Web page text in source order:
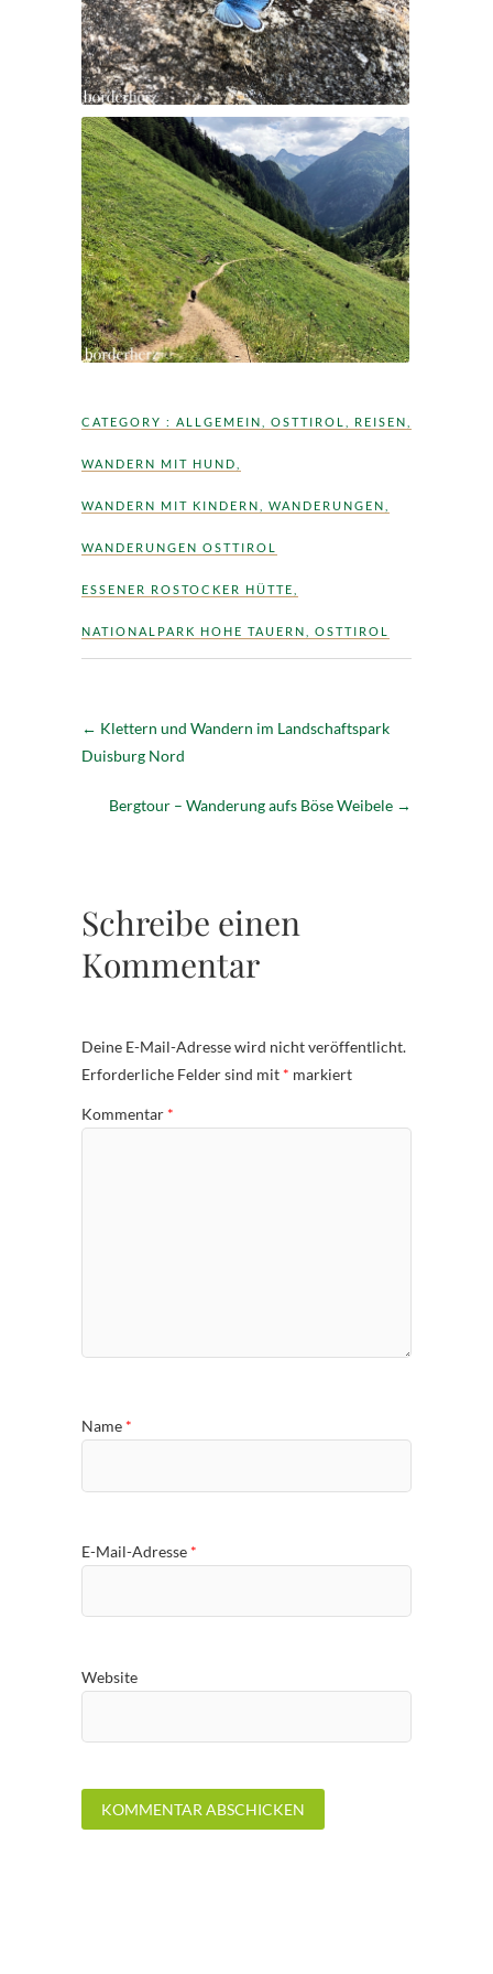
CATEGORY : ALLGEMEIN OSTTIROL REISEN
WANDERN MIT HUND
WANDERN MIT KINDERN WANDERUNGEN
WANDERUNGEN OSTTIROL
ESSENER ROSTOCKER HÜTTE
NATIONALPARK HOHE TAUERN OSTTIROL
← Klettern und Wandern im Landschaftspark
Duisburg Nord
Bergtour – Wanderung aufs Böse Weibele →
Schreibe einen
Kommentar
Deine E-Mail-Adresse wird nicht veröffentlicht.
Erforderliche Felder sind mit * markiert
Kommentar *
Name *
E-Mail-Adresse *
Website